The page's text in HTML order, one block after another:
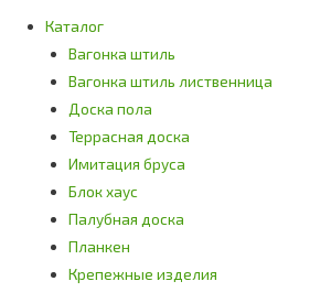
Каталог
Вагонка штиль
Вагонка штиль лиственница
Доска пола
Террасная доска
Имитация бруса
Блок хаус
Палубная доска
Планкен
Крепежные изделия